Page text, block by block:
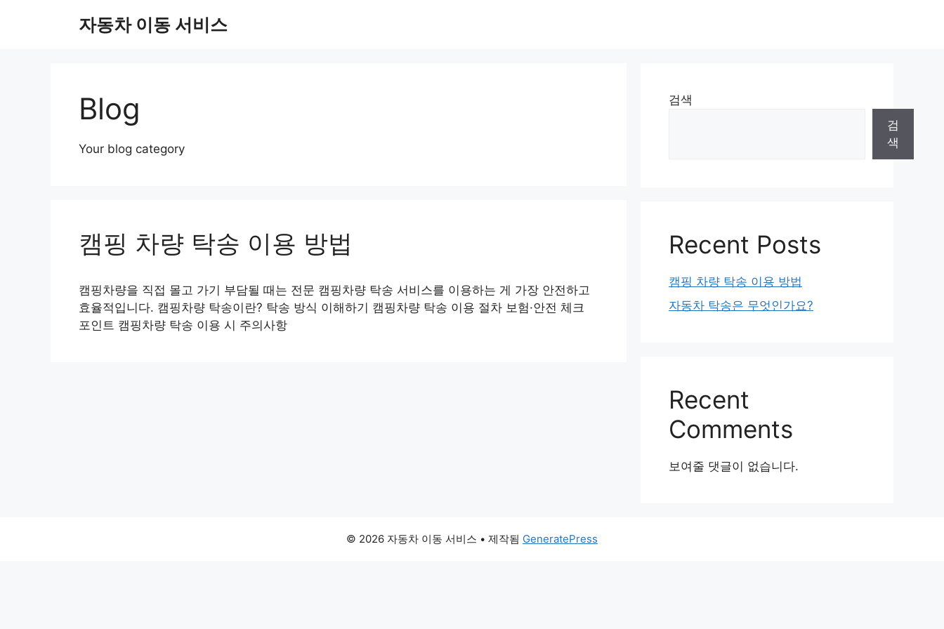
자동차 이동 서비스
Blog
Your blog category
캠핑 차량 탁송 이용 방법
캠핑차량을 직접 몰고 가기 부담될 때는 전문 캠핑차량 탁송 서비스를 이용하는 게 가장 안전하고
효율적입니다. 캠핑차량 탁송이란? 탁송 방식 이해하기 캠핑차량 탁송 이용 절차 보험·안전 체크
포인트 캠핑차량 탁송 이용 시 주의사항
검색
검
색
Recent Posts
캠핑 차량 탁송 이용 방법
자동차 탁송은 무엇인가요?
Recent
Comments
보여줄 댓글이 없습니다.
© 2026 자동차 이동 서비스 • 제작됨 GeneratePress